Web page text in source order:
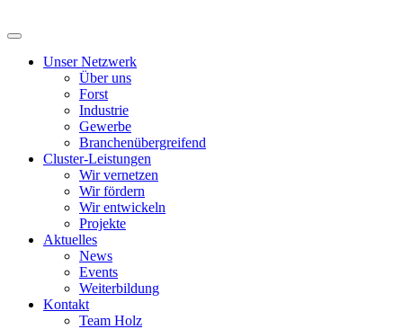
Unser Netzwerk
Über uns
Forst
Industrie
Gewerbe
Branchenübergreifend
Cluster-Leistungen
Wir vernetzen
Wir fördern
Wir entwickeln
Projekte
Aktuelles
News
Events
Weiterbildung
Kontakt
Team Holz